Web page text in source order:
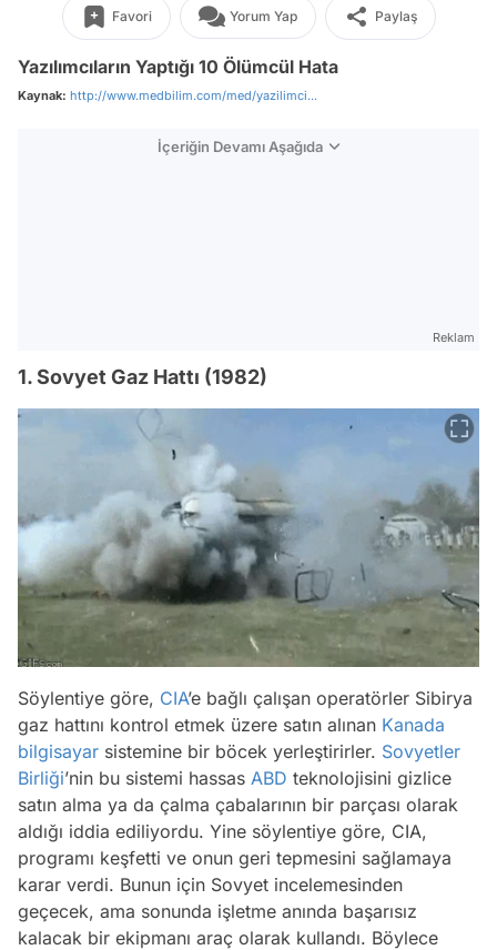
Favori Yorum Yap Paylaş
Yazılımcıların Yaptığı 10 Ölümcül Hata
Kaynak: http://www.medbilim.com/med/yazilimci...
İçeriğin Devamı Aşağıda
Reklam
1. Sovyet Gaz Hattı (1982)
Söylentiye göre, CIA’e bağlı çalışan operatörler Sibirya
gaz hattını kontrol etmek üzere satın alınan Kanada
bilgisayar sistemine bir böcek yerleştirirler. Sovyetler
Birliği’nin bu sistemi hassas ABD teknolojisini gizlice
satın alma ya da çalma çabalarının bir parçası olarak
aldığı iddia ediliyordu. Yine söylentiye göre, CIA,
programı keşfetti ve onun geri tepmesini sağlamaya
karar verdi. Bunun için Sovyet incelemesinden
geçecek, ama sonunda işletme anında başarısız
kalacak bir ekipmanı araç olarak kullandı. Böylece